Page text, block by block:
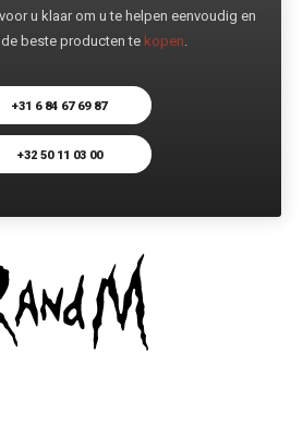
u klaar om u te helpen eenvoudig en
de beste producten te kopen.
+31 6 84 67 69 87
+32 50 11 03 00